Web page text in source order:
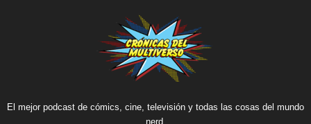
El mejor podcast de cómics, cine, televisión y todas las cosas del mundo
nerd.